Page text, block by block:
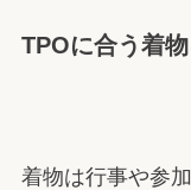
TPOに合う着
着物は行事や参